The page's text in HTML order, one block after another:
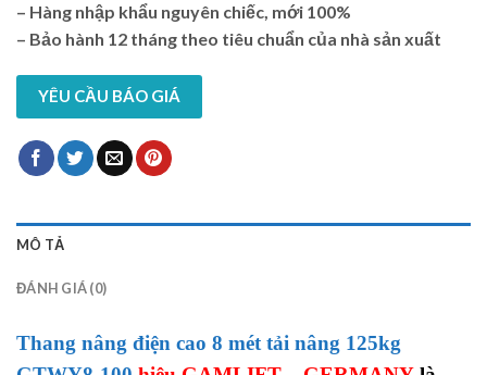
– Hàng nhập khẩu nguyên chiếc, mới 100%
– Bảo hành 12 tháng theo tiêu chuẩn của nhà sản xuất
YÊU CẦU BÁO GIÁ
MÔ TẢ
ĐÁNH GIÁ (0)
Thang nâng điện cao 8 mét tải nâng 125kg